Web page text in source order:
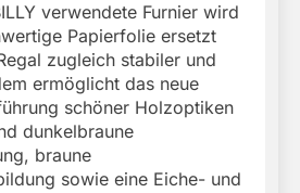
verwendete Furnier wird
Papierfolie ersetzt
zugleich stabiler und
ermöglicht das neue
schöner Holzoptiken
dunkelbraune
braune
sowie eine Eiche- und